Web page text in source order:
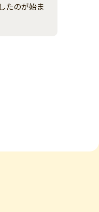
たのが始ま